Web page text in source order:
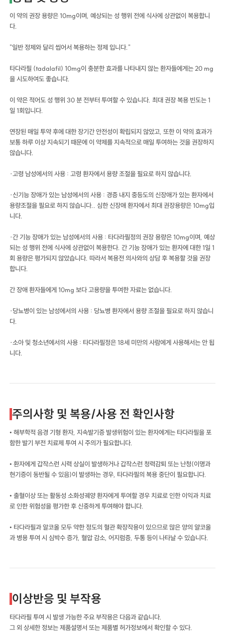
이 약의 권장 용량은 10mg이며, 예상되는 성 행위 전에 식사에 상관없이 복용합니
다.
"일반 정제와 달리 씹어서 복용하는 정제 입니다."
타다라필 (tadalafil) 10mg이 충분한 효과를 나타내지 않는 환자들에게는 20 mg
을 시도하여도 좋습니다.
이 약은 적어도 성 행위 30 분 전부터 투여할 수 있습니다. 최대 권장 복용 빈도는 1
일 1회입니다.
연장된 매일 투약 후에 대한 장기간 안전성이 확립되지 않았고, 또한 이 약의 효과가
보통 하루 이상 지속되기 때문에 이 약제를 지속적으로 매일 투여하는 것을 권장하지
않습니다.
·고령 남성에서의 사용 : 고령 환자에서 용량 조절을 필요로 하지 않습니다.
·신기능 장애가 있는 남성에서의 사용 : 경증 내지 중등도의 신장애가 있는 환자에서
용량조절을 필요로 하지 않습니다.. 심한 신장애 환자에서 최대 권장용량은 10mg입
니다.
·간 기능 장애가 있는 남성에서의 사용 : 타다라필정의 권장 용량은 10mg이며, 예상
되는 성 행위 전에 식사에 상관없이 복용한다. 간 기능 장애가 있는 환자에 대한 1일 1
회 용량은 평가되지 않았습니다. 따라서 복용전 의사와의 상담 후 복용할 것을 권장
합니다.
간 장애 환자들에게 10mg 보다 고용량을 투여한 자료는 없습니다.
·당뇨병이 있는 남성에서의 사용 : 당뇨병 환자에서 용량 조절을 필요로 하지 않습니
다.
·소아 및 청소년에서의 사용 : 타다라필정은 18세 미만의 사람에게 사용해서는 안 됩
니다.
주의사항 및 복용/사용 전 확인사항
• 해부학적 음경 기형 환자, 지속발기증 발생위험이 있는 환자에게는 타다라필을 포
함한 발기 부전 치료제 투여 시 주의가 필요합니다.
• 환자에게 갑작스런 시력 상실이 발생하거나 갑작스런 청력감퇴 또는 난청(이명과
현기증이 동반될 수 있음)이 발생하는 경우, 타다라필의 복용 중단이 필요합니다.
• 출혈이상 또는 활동성 소화성궤양 환자에게 투여할 경우 치료로 인한 이익과 치료
로 인한 위험성을 평가한 후 신중하게 투여해야 합니다.
• 타다라필과 알코올 모두 약한 정도의 혈관 확장작용이 있으므로 많은 양의 얄코올
과 병용 투여 시 심박수 증가, 혈압 감소, 어지럼증, 두통 등이 나타날 수 있습니다.
이상반응 및 부작용
타다라필 투여 시 발생 가능한 주요 부작용은 다음과 같습니다.
그 외 상세한 정보는 제품설명서 또는 제품별 허가정보에서 확인할 수 있다.